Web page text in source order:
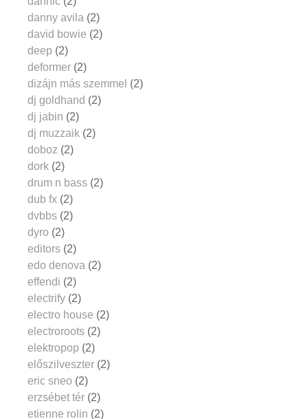
danny avila (2)
david bowie (2)
deep (2)
deformer (2)
dizájn más szemmel (2)
dj goldhand (2)
dj jabin (2)
dj muzzaik (2)
doboz (2)
dork (2)
drum n bass (2)
dub fx (2)
dvbbs (2)
dyro (2)
editors (2)
edo denova (2)
effendi (2)
electrify (2)
electro house (2)
electroroots (2)
elektropop (2)
előszilveszter (2)
eric sneo (2)
erzsébet tér (2)
etienne rolin (2)